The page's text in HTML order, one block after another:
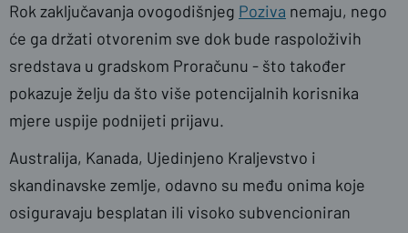
Rok zaključavanja ovogodišnjeg Poziva nemaju, nego
će ga držati otvorenim sve dok bude raspoloživih
sredstava u gradskom Proračunu - što također
pokazuje želju da što više potencijalnih korisnika
mjere uspije podnijeti prijavu.
Australija, Kanada, Ujedinjeno Kraljevstvo i
skandinavske zemlje, odavno su među onima koje
osiguravaju besplatan ili visoko subvencioniran